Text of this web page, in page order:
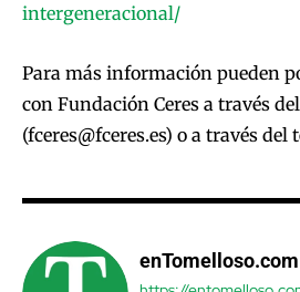
intergeneracional/
Para más información pueden
con Fundación Ceres a través
(fceres@fceres.es) o a través del
enTomelloso.com